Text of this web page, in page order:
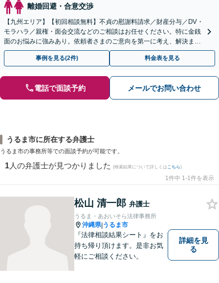
離婚回避・合意交渉
【九州エリア】【初回相談無料】不貞の慰謝料請求／財産分与／DV・
モラハラ／親権・面会交流などのご相談はお任せください。特に金銭
面のお悩みに強みあり。依頼者さまのご意向を第一に考え、解決まで
サポート【子連れ相談】【休日相談可】
事例を見る(2件) 料金表を見る
電話で面談予約 メールでお問い合わせ
うるま市に所在する弁護士
うるま市の事務所等での面談予約が可能です。
1 人の弁護士が見つかりました (検索結果について詳しくは こちら)
1件中 1-1件を表示
松山 清一郎 弁護士
うるま・あおいそら法律事務所
沖縄県|うるま市
『法律相談結果シート』をお
持ち帰り頂けます。是非お気
軽にご相談ください。
詳細を見
る